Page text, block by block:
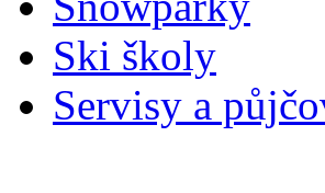
Ski školy
Servisy a